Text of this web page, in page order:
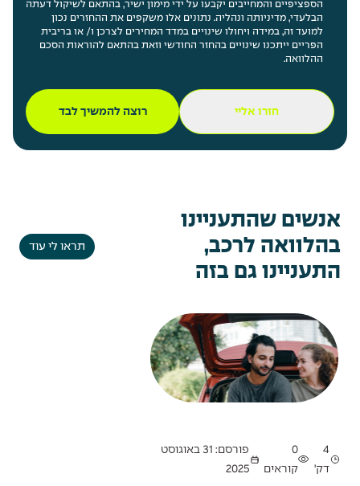
הספציפיים והמחייבים יקבעו על ידי מימון ישיר, בהתאם לשיקול דעתה
הבלעדי, מדיניותה ונהליה. נתונים אלו משקפים את ההחזרים נכון
למועד זה, במידה ויחולו שינויים במדד המחירים לצרכן ו/ או בריבית
הפריים ייתכנו שינויים בהחזר החודשי וזאת בהתאם להוראות הסכם
ההלוואה.
חזרו אליי רוצה להמשיך לבד
אנשים שהתעניינו
בהלוואה לרכב,
התעניינו גם בזה
תראו לי עוד
4
דק'
0
קוראים
פורסם: 31 באוגוסט
2025